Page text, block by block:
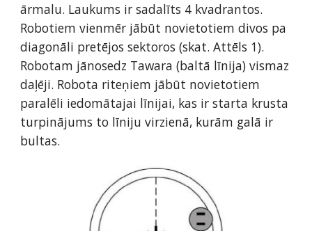
ārmalu. Laukums ir sadalīts 4 kvadrantos.
Robotiem vienmēr jābūt novietotiem divos pa
diagonāli pretējos sektoros (skat. Attēls 1).
Robotam jānosedz Tawara (baltā līnija) vismaz
daļēji. Robota riteņiem jābūt novietotiem
paralēli iedomātajai līnijai, kas ir starta krusta
turpinājums to līniju virzienā, kurām galā ir
bultas.